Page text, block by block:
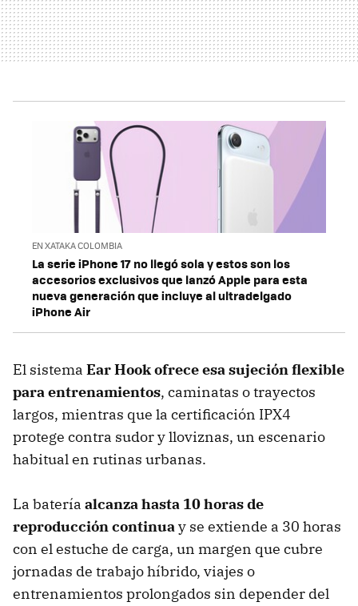
EN XATAKA COLOMBIA
La serie iPhone 17 no llegó sola y estos son los
accesorios exclusivos que lanzó Apple para esta
nueva generación que incluye al ultradelgado
iPhone Air
El sistema Ear Hook ofrece esa sujeción flexible
para entrenamientos, caminatas o trayectos
largos, mientras que la certificación IPX4
protege contra sudor y lloviznas, un escenario
habitual en rutinas urbanas.
La batería alcanza hasta 10 horas de
reproducción continuay se extiende a 30 horas
con el estuche de carga, un margen que cubre
jornadas de trabajo híbrido, viajes o
entrenamientos prolongados sin depender del